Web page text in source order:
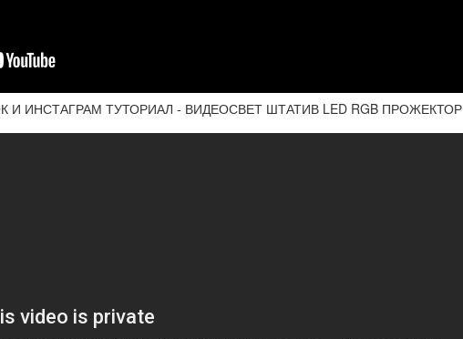
И ИНСТАГРАМ ТУТОРИАЛ - ВИДЕОСВЕТ ШТАТИВ LED RGB ПРОЖЕКТОР